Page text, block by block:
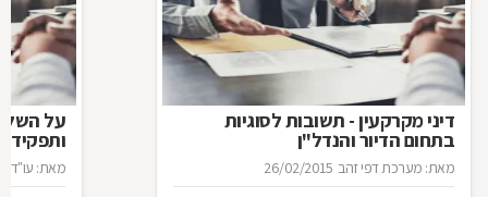
דיני מקרקעין - תשובות לסוגיות
בתחום הדיור והנדל"ן
מאת: מערכת דפי זהב 26/02/2015 מאת: עו"ד